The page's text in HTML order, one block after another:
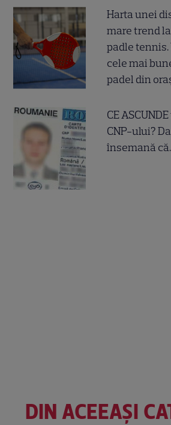
Harta unei
mare trend
padle
cele mai
padel din
CE
CNP-ului?
însemană
DIN ACEEAȘI